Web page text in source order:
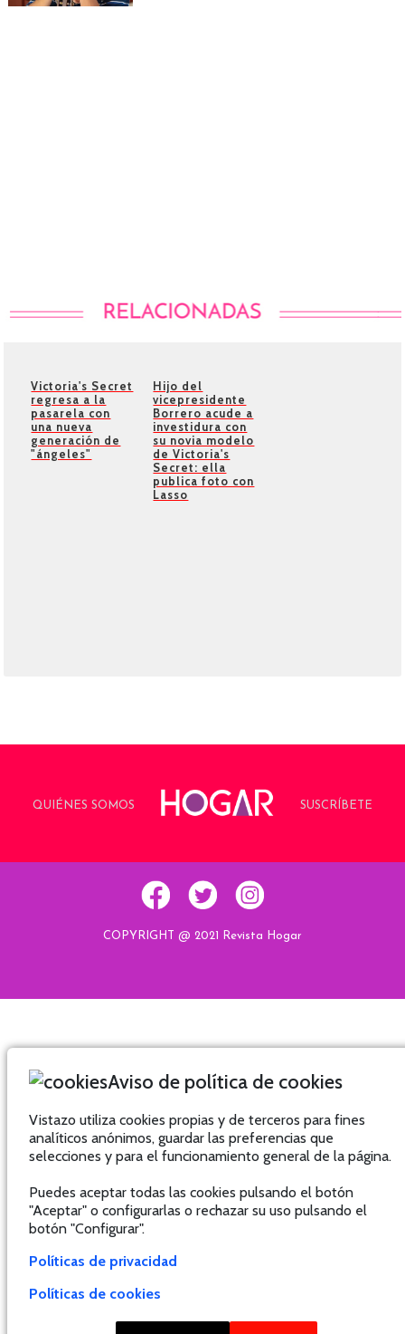
Victoria's Secret
regresa a la
pasarela con
una nueva
generación de
"ángeles"
Hijo del
vicepresidente
Borrero acude a
investidura con
su novia modelo
de Victoria's
Secret: ella
publica foto con
Lasso
QUIÉNES SOMOS SUSCRÍBETE
COPYRIGHT @ 2021 Revista Hogar
Aviso de política de cookies
Vistazo utiliza cookies propias y de terceros para fines
analíticos anónimos, guardar las preferencias que
selecciones y para el funcionamiento general de la página.
Puedes aceptar todas las cookies pulsando el botón
"Aceptar" o configurarlas o rechazar su uso pulsando el
botón "Configurar".
Políticas de privacidad
Políticas de cookies